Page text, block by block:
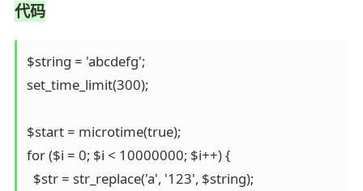
代码
$string = 'abcdefg';
set_time_limit(300);
$start = microtime(true);
for ($i = 0; $i < 10000000; $i++) {
  $str = str_replace('a', '123', $string);